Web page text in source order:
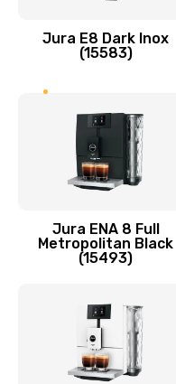
Jura E8 Dark Inox
(15583)
Jura ENA 8 Full
Metropolitan Black
(15493)